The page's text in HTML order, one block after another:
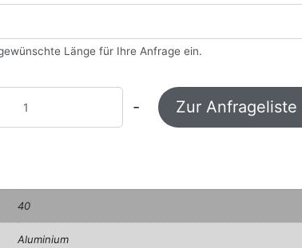
Länge für Ihre Anfrage ein.
- Zur
40
Aluminium